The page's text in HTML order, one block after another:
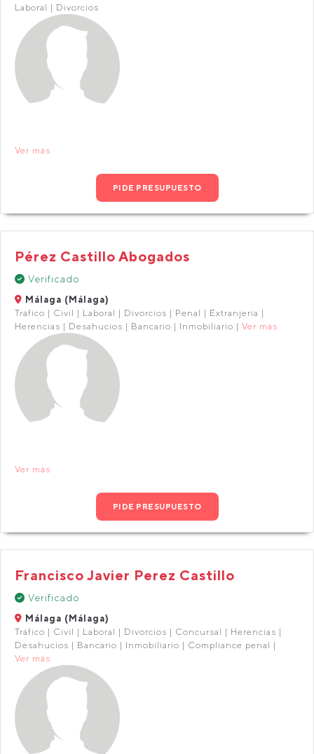
Laboral | Divorcios
Ver más
PIDE PRESUPUESTO
Pérez Castillo Abogados
Verificado
Málaga (Málaga)
Tráfico | Civil | Laboral | Divorcios | Penal | Extranjería |
Herencias | Desahucios | Bancario | Inmobiliario | Ver más
Ver más
PIDE PRESUPUESTO
Francisco Javier Perez Castillo
Verificado
Málaga (Málaga)
Tráfico | Civil | Laboral | Divorcios | Concursal | Herencias |
Desahucios | Bancario | Inmobiliario | Compliance penal |
Ver más